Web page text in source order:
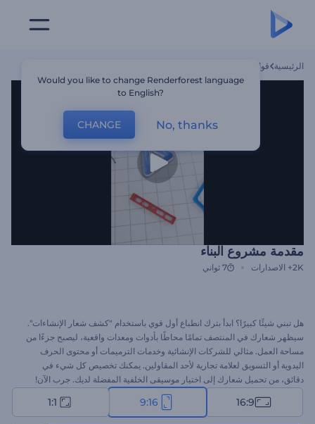
الرئيسية قوالب
مقدمة مشروع البناء
2K+ الاصدارات 7 ثواني
هل تبني شيئًا كبيرًا؟ ابدأ بترك انطباع أول قوي باستخدام "كشف شعار الإنشاءات".
سيظهر شعارك في المنتصف تمامًا محاطًا بأدوات ومعدات واقعية، ليصبح جزءًا من
مساحة العمل. مثالي للشركات الإنشائية وخدمات الترميمات أو محتوى الحرف
اليدوية أو التسويق لعلامة تجارية لأحد المقاولين. يمكنك تخصيص كل شيء في
دقائق، من تحميل شعارك إلى اختيار موسيقى الخلفية المفضلة لديك. جرب الآن!
16:9
9:16
1:1
Would you like to change Renderforest language
to English?
CHANGE No, thanks